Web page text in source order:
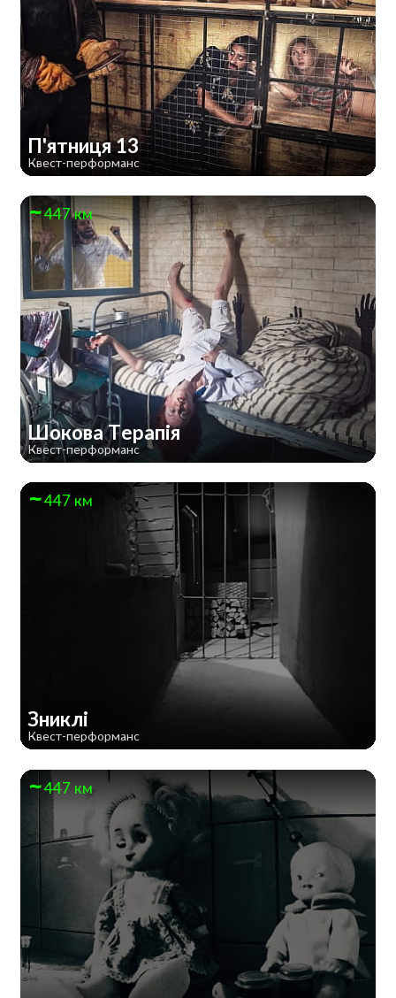
П'ятниця 13
Квест-перформанс
447 км
Шокова Терапія
Квест-перформанс
447 км
Зниклі
Квест-перформанс
447 км